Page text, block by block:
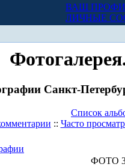
ВАШ
ЛИЧНЫЕ
Санкт-
Список
:: Часто
ФОТО